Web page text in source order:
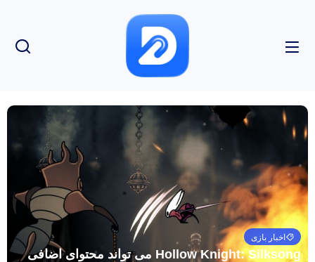
اخبار بازی
Hollow Knight: Silksong می تواند محتوای اضافی